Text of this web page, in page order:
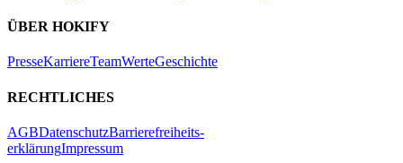
ÜBER HOKIFY
PresseKarriereTeamWerteGeschichte
RECHTLICHES
AGBDatenschutzBarrierefreiheits-
erklärungImpressum